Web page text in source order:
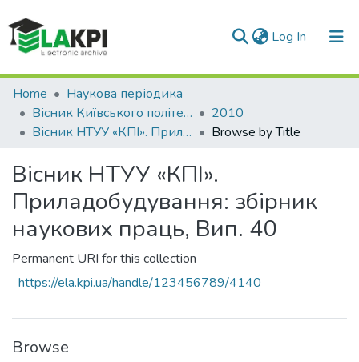
Log In (current)
Communities & Collections
All of DSpace
Home
Наукова періодика
Вісник Київського політехнічного інституту. Серія Приладобудування
2010
Вісник НТУУ «КПІ». Приладобудування: збірник наукових праць, Вип. 40
Browse by Title
Вісник НТУУ «КПІ».
Приладобудування: збірник
наукових праць, Вип. 40
Permanent URI for this collection
https://ela.kpi.ua/handle/123456789/4140
Browse